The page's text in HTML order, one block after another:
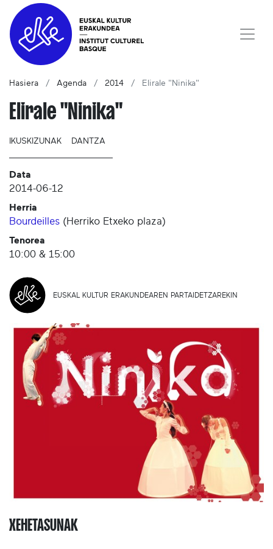
Hasiera Agenda 2014 Elirale "Ninika"
Elirale "Ninika"
IKUSKIZUNAK DANTZA
Data
2014-06-12
Herria
Bourdeilles (Herriko Etxeko plaza)
Tenorea
10:00 & 15:00
EUSKAL KULTUR ERAKUNDEAREN PARTAIDETZAREKIN
XEHETASUNAK